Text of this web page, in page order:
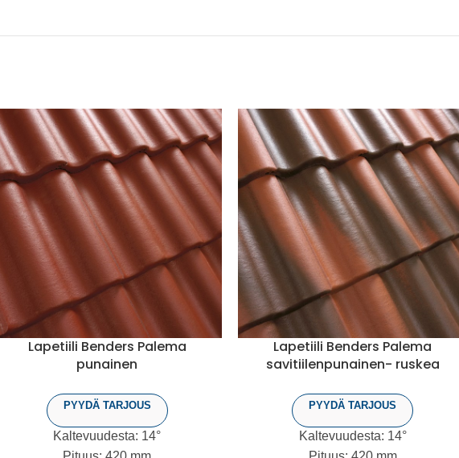
Lapetiili Benders Palema
punainen
PYYDÄ TARJOUS
Kaltevuudesta: 14°
Lapetiili Benders Palema
savitiilenpunainen- ruskea
PYYDÄ TARJOUS
Kaltevuudesta: 14°